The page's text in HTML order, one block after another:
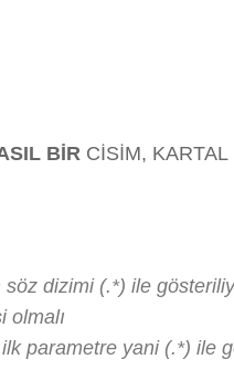
BİR CİSİM, KARTAL
dizimi (.*) ile
olmalı
parametre yani (.*) ile